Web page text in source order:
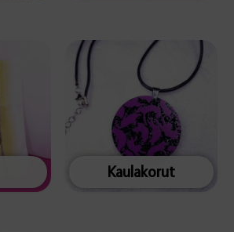
Kaulakorut